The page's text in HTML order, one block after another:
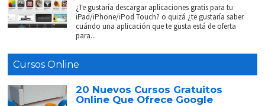
¿Te gustaría descargar aplicaciones gratis para tu
iPad/iPhone/iPod Touch? o quizá ¿te gustaría saber
cuándo una aplicación que te gusta está de oferta
para...
Cursos Online
20 Nuevos Cursos Gratuitos
Online Que Ofrece Google